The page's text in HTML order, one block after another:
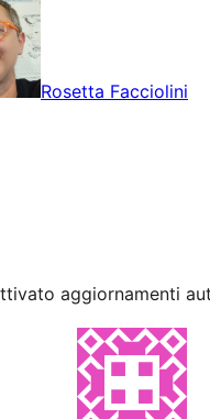
Rosetta Facciolini
aggiornamenti